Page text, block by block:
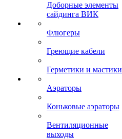
Доборные элементы
сайдинга ВИК
Флюгеры
Греющие кабели
Герметики и мастики
Аэраторы
Коньковые аэраторы
Вентиляционные
выходы